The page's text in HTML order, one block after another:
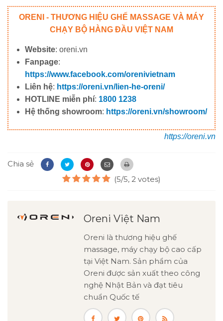
ORENI - THƯƠNG HIỆU GHẾ MASSAGE VÀ MÁY
CHẠY BỘ HÀNG ĐẦU VIỆT NAM
Website: oreni.vn
Fanpage:
https://www.facebook.com/orenivietnam
Liên hệ: https://oreni.vn/lien-he-oreni/
HOTLINE miễn phí: 1800 1238
Hệ thống showroom: https://oreni.vn/showroom/
https://oreni.vn
Chia sẻ
(5/5, 2 votes)
Oreni Việt Nam
Oreni là thương hiệu ghế
massage, máy chạy bộ cao cấp
tại Việt Nam. Sản phẩm của
Oreni được sản xuất theo công
nghệ Nhật Bản và đạt tiêu
chuẩn Quốc tế